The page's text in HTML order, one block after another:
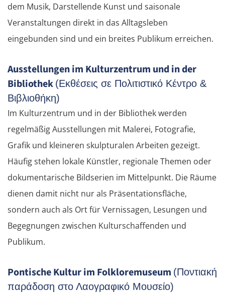
dem Musik, Darstellende Kunst und saisonale
Veranstaltungen direkt in das Alltagsleben
eingebunden sind und ein breites Publikum erreichen.
Ausstellungen im Kulturzentrum und in der
Bibliothek (Εκθέσεις σε Πολιτιστικό Κέντρο &
Βιβλιοθήκη)
Im Kulturzentrum und in der Bibliothek werden
regelmäßig Ausstellungen mit Malerei, Fotografie,
Grafik und kleineren skulpturalen Arbeiten gezeigt.
Häufig stehen lokale Künstler, regionale Themen oder
dokumentarische Bildserien im Mittelpunkt. Die Räume
dienen damit nicht nur als Präsentationsfläche,
sondern auch als Ort für Vernissagen, Lesungen und
Begegnungen zwischen Kulturschaffenden und
Publikum.
Pontische Kultur im Folkloremuseum (Ποντιακή
παράδοση στο Λαογραφικό Μουσείο)